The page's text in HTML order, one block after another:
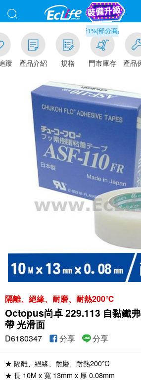
蹤 產品介紹 規格
滿千元門市取貨現折1%(部分商品不適用)-
門市庫存 產品
隔離、絕緣、耐磨、耐熱200℃
Octopus尚卓 229.113 自黏鐵
帶 光滑面
D6180347 分享 分享
★ 隔離、絕緣、耐磨、耐熱200℃
★ 長 10M x 寬 13mm x 厚 0.08mm